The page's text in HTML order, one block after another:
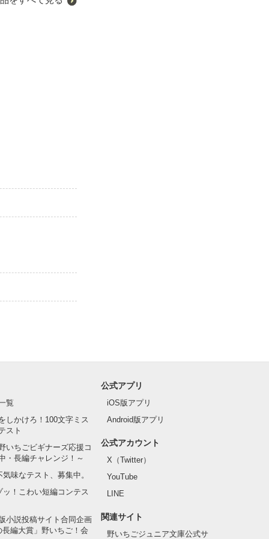
覧
しかけろ！100文字ミス
スト
いちごビギナーズ応援コ
・長編チャレンジ！～
味なテスト、募集中。
ッ！こわい短編コンテス
小説投稿サイト合同企画
長編大賞」野いちご！会
公式アプリ
iOS版アプリ
Android版アプリ
公式アカウント
X（Twitter）
YouTube
LINE
関連サイト
野いちごジュニア文庫公式サ